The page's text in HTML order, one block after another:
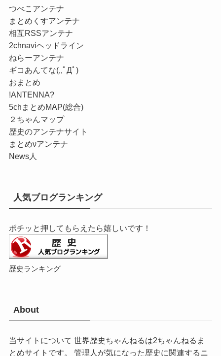
つべこアンテナ
まとめくすアンテナ
相互RSSアンテナ
2chnaviヘッドライン
ねらーアンテナ
ギコあんてな(,,ﾟДﾟ)
おまとめ
!ANTENNA?
5chまとめMAP(総合)
２ちゃんマップ
歴史のアンテナサイト
まとめνアンテナ
News人
人気ブログランキング
ポチッと押してもらえたら嬉しいです！
歴史ランキング
About
当サイトについて 世界歴史ちゃんねるは2ちゃんねるま
とめサイトです。 管理人が気になった歴史に関連するニ